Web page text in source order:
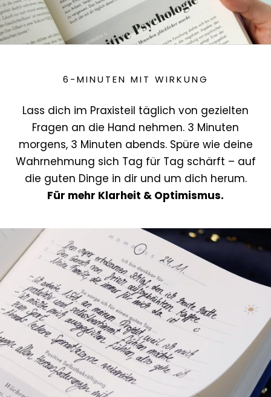
6-MINUTEN MIT WIRKUNG
Lass dich im Praxisteil täglich von gezielten
Fragen an die Hand nehmen. 3 Minuten
morgens, 3 Minuten abends. Spüre wie deine
Wahrnehmung sich Tag für Tag schärft – auf
die guten Dinge in dir und um dich herum.
Für mehr Klarheit & Optimismus.